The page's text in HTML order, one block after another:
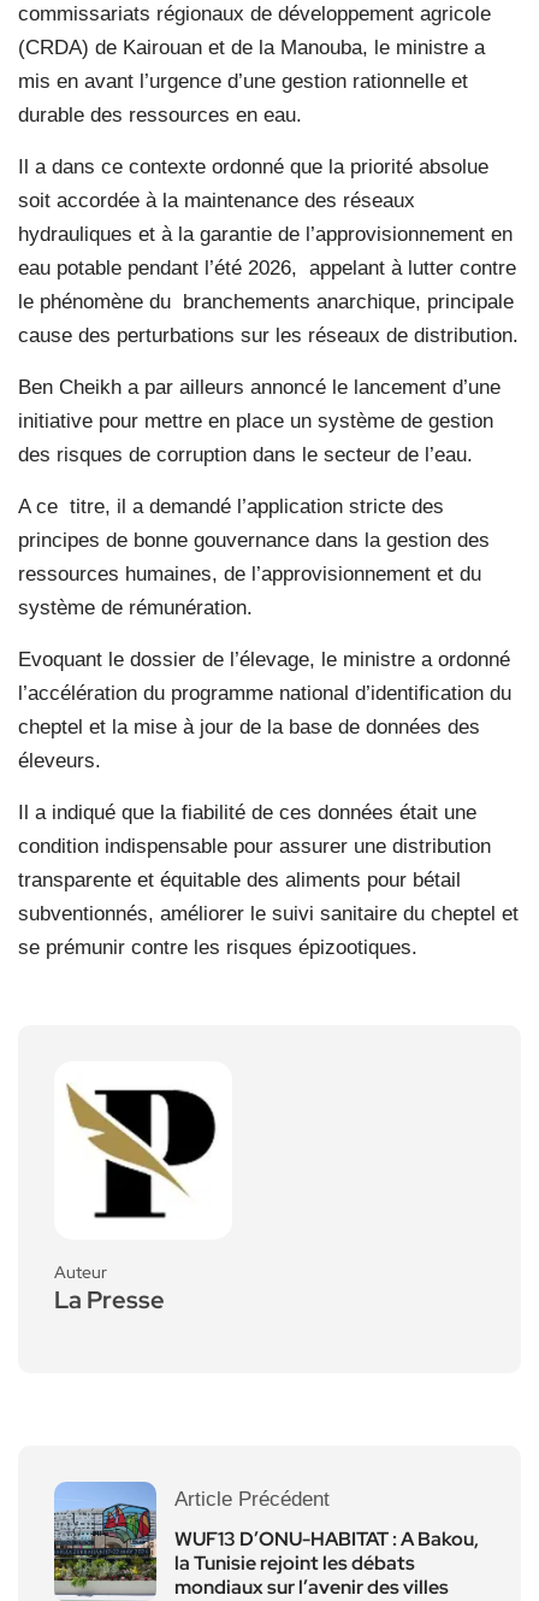
commissariats régionaux de développement agricole
(CRDA) de Kairouan et de la Manouba, le ministre a
mis en avant l’urgence d’une gestion rationnelle et
durable des ressources en eau.
Il a dans ce contexte ordonné que la priorité absolue
soit accordée à la maintenance des réseaux
hydrauliques et à la garantie de l’approvisionnement en
eau potable pendant l’été 2026, appelant à lutter contre
le phénomène du branchements anarchique, principale
cause des perturbations sur les réseaux de distribution.
Ben Cheikh a par ailleurs annoncé le lancement d’une
initiative pour mettre en place un système de gestion
des risques de corruption dans le secteur de l’eau.
A ce titre, il a demandé l’application stricte des
principes de bonne gouvernance dans la gestion des
ressources humaines, de l’approvisionnement et du
système de rémunération.
Evoquant le dossier de l’élevage, le ministre a ordonné
l’accélération du programme national d’identification du
cheptel et la mise à jour de la base de données des
éleveurs.
Il a indiqué que la fiabilité de ces données était une
condition indispensable pour assurer une distribution
transparente et équitable des aliments pour bétail
subventionnés, améliorer le suivi sanitaire du cheptel et
se prémunir contre les risques épizootiques.
Auteur
La Presse
Article Précédent
WUF13 D’ONU-HABITAT : A Bakou,
la Tunisie rejoint les débats
mondiaux sur l’avenir des villes